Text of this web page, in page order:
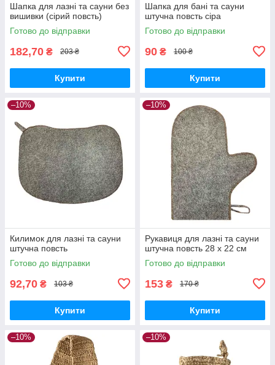
Шапка для лазні та сауни без
вишивки (сірий повсть)
Готово до відправки
182,70 ₴ 203 ₴
Купити
Шапка для бані та сауни
штучна повсть сіра
Готово до відправки
90 ₴ 100 ₴
Купити
–10%
Килимок для лазні та сауни
штучна повсть
Готово до відправки
92,70 ₴ 103 ₴
Купити
–10%
Рукавиця для лазні та сауни
штучна повсть 28 х 22 см
Готово до відправки
153 ₴ 170 ₴
Купити
–10% –10%